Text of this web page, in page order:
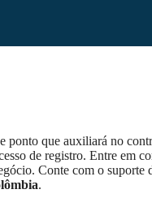
ponto que auxiliará no
de registro. Entre em
Conte com o suporte
.